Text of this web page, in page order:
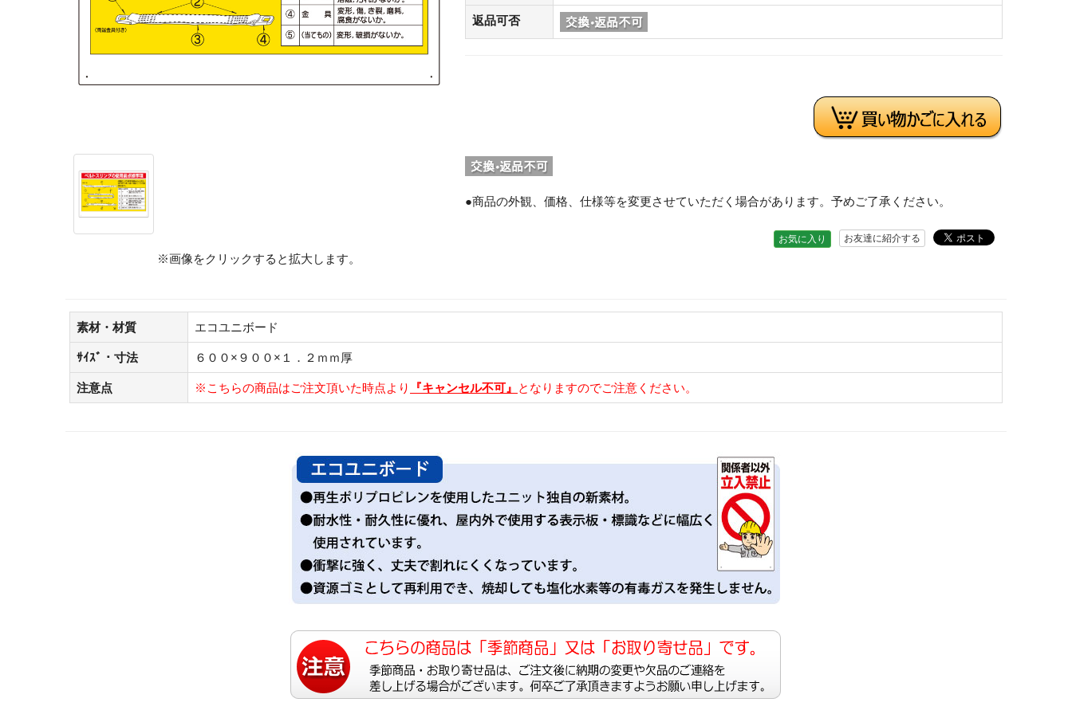
※画像をクリックすると拡大します。
返品可否
●商品の外観、価格、仕様等を変更させていただく場合があります。予めご了承ください。
お友達に紹介する
お気に入り
素材・材質 エコユニボード
ｻｲｽﾞ・寸法 ６００×９００×１．２ｍｍ厚
注意点 ※こちらの商品はご注文頂いた時点より 『キャンセル不可』 となりますのでご注意ください。